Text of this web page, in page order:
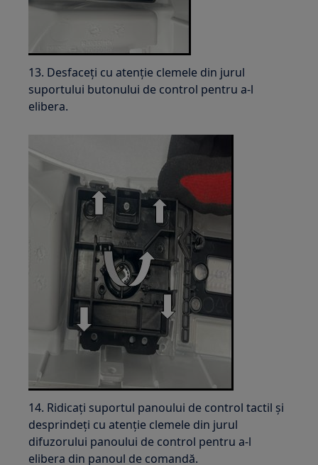
13. Desfaceți cu atenție clemele din jurul
suportului butonului de control pentru a-l
elibera.
14. Ridicați suportul panoului de control tactil și
desprindeți cu atenție clemele din jurul
difuzorului panoului de control pentru a-l
elibera din panoul de comandă.